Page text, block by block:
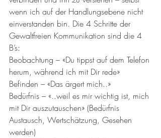
wenn ich auf der Handlungsebene nicht
einverstanden bin. Die 4 Schritte der
Gewaltfreien Kommunikation sind die 4
B’s:
Beobachtung – «Du tippst auf dem Telefon
herum, während ich mit Dir rede»
Befinden – «Das ärgert mich..»
Bedürfnis – «..weil es mir wichtig ist, mich
mit Dir auszutauschen» (Bedürfnis
Austausch, Wertschätzung, Gesehen
werden)